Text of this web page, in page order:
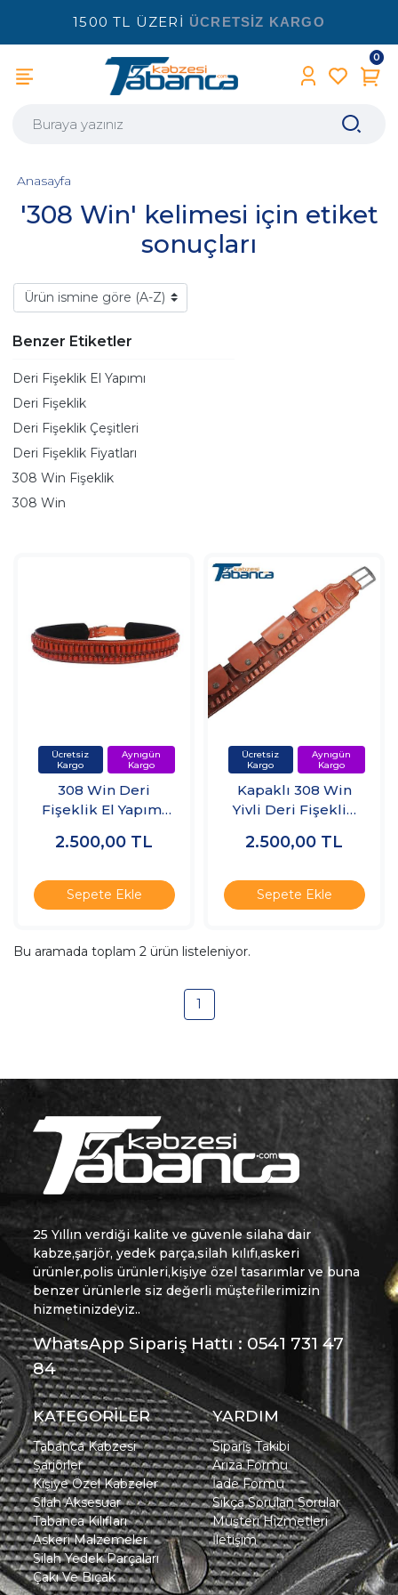
1500 TL ÜZERİ ÜCRETSİZ KARGO
0
'308 Win' kelimesi için etiket
sonuçları
Anasayfa
Benzer Etiketler
Deri Fişeklik El Yapımı
Deri Fişeklik
Deri Fişeklik Çeşitleri
Deri Fişeklik Fiyatları
308 Win Fişeklik
308 Win
308 Win Deri
Fişeklik El Yapımı
2.500,00 TL
Sepete Ekle
Kapaklı 308 Win
Yivli Deri Fişeklik
2.500,00 TL
Sepete Ekle
Bu aramada toplam 2 ürün listeleniyor.
1
25 Yıllın verdiği kalite ve güvenle silaha dair
kabze,şarjör, yedek parça,silah kılıfı,askeri
ürünler,polis ürünleri,kişiye özel tasarımlar ve buna
benzer ürünlerle siz değerli müşterilerimizin
hizmetinizdeyiz..
WhatsApp Sipariş Hattı : 0541 731 47
84
KATEGORİLER
Tabanca Kabzesi
Şarjörler
Kişiye Özel Kabzeler
Silah Aksesuar
Tabanca Kılıfları
Askeri Malzemeler
Silah Yedek Parçaları
Çakı Ve Bıçak
YARDIM
Sipariş Takibi
Arıza Formu
İade Formu
Sıkça Sorulan Sorular
Müşteri Hizmetleri
İletişim